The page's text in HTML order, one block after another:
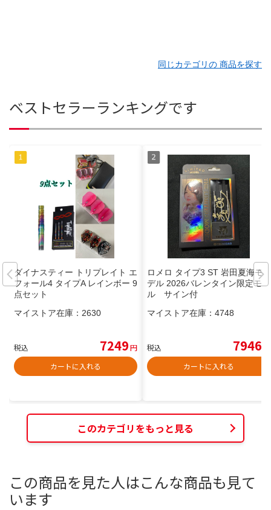
同じカテゴリの 商品を探す
ベストセラーランキングです
ダイナスティー トリプレイト エ
フォール4 タイプA レインボー 9
点セット
マイストア在庫： 2630
税込 7249円
カートに入れる
ロメロ タイプ3 ST 岩田夏海モ
デル 2026バレンタイン限定モデ
ル サイン付
マイストア在庫： 4748
税込 7946
カートに入れる
このカテゴリをもっと見る
この商品を見た人はこんな商品も見て
います